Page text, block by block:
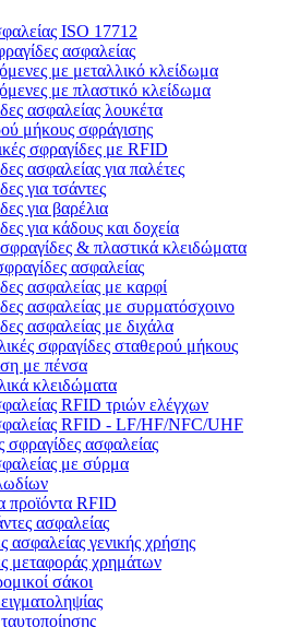
ISO 17712
ασφαλείας
με μεταλλικό κλείδωμα
με πλαστικό κλείδωμα
ασφαλείας λουκέτα
μήκους σφράγισης
σφραγίδες με RFID
ασφαλείας για παλέτες
για τσάντες
για βαρέλια
για κάδους και δοχεία
& πλαστικά κλειδώματα
ασφαλείας
ασφαλείας με καρφί
ασφαλείας με συρματόσχοινο
ασφαλείας με διχάλα
σφραγίδες σταθερού μήκους
με πένσα
κλειδώματα
RFID τριών ελέγχων
RFID - LF/HF/NFC/UHF
σφραγίδες ασφαλείας
με σύρμα
προϊόντα RFID
ασφαλείας
ασφαλείας γενικής χρήσης
μεταφοράς χρημάτων
σάκοι